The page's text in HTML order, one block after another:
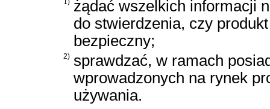
1) żądać wszelkich informacji
do stwierdzenia, czy
bezpieczny;
2) sprawdzać, w ramach
wprowadzonych na rynek
używania.